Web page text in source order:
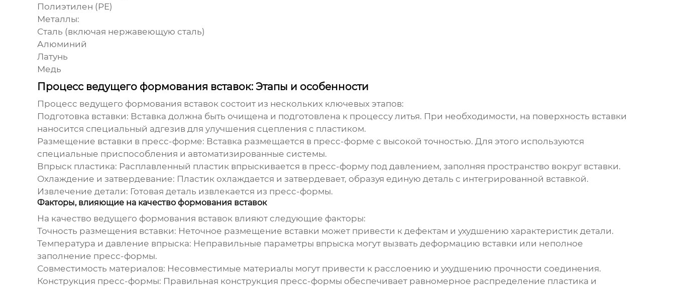
Полиэтилен (PE)
Металлы:
Сталь (включая нержавеющую сталь)
Алюминий
Латунь
Медь
Процесс ведущего формования вставок: Этапы и особенности
Процесс ведущего формования вставоксостоит из нескольких ключевых этапов:
Подготовка вставки: Вставка должна быть очищена и подготовлена к процессу литья. При необходимости, на поверхность вставки
наносится специальный адгезив для улучшения сцепления с пластиком.
Размещение вставки в пресс-форме: Вставка размещается в пресс-форме с высокой точностью. Для этого используются
специальные приспособления и автоматизированные системы.
Впрыск пластика: Расплавленный пластик впрыскивается в пресс-форму под давлением, заполняя пространство вокруг вставки.
Охлаждение и затвердевание: Пластик охлаждается и затвердевает, образуя единую деталь с интегрированной вставкой.
Извлечение детали: Готовая деталь извлекается из пресс-формы.
Факторы, влияющие на качество формования вставок
На качество ведущего формования вставоквлияют следующие факторы:
Точность размещения вставки: Неточное размещение вставки может привести к дефектам и ухудшению характеристик детали.
Температура и давление впрыска: Неправильные параметры впрыска могут вызвать деформацию вставки или неполное
заполнение пресс-формы.
Совместимость материалов: Несовместимые материалы могут привести к расслоению и ухудшению прочности соединения.
Конструкция пресс-формы: Правильная конструкция пресс-формы обеспечивает равномерное распределение пластика и